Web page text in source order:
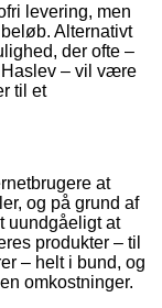
levering, men
Alternativt
der ofte –
Haslev – vil være
til et
at
og på grund af
uundgåeligt at
produkter – til
– helt i bund, og
omkostninger.